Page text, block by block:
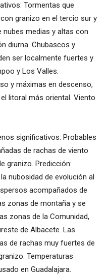
Tormentas que
granizo en el tercio sur y
nubes medias y altas con
diurna. Chubascos y
ser localmente fuertes y
y Los Valles.
y máximas en descenso,
litoral más oriental. Viento
significativos: Probables
de rachas de viento
granizo. Predicción:
nubosidad de evolución al
acompañados de
zonas de montaña y se
zonas de la Comunidad,
de Albacete. Las
de rachas muy fuertes de
Temperaturas
en Guadalajara.